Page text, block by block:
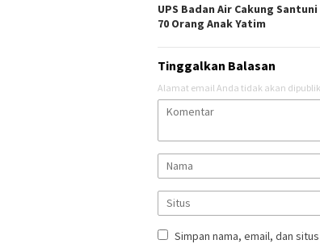
UPS Badan Air Cakung Santuni
70 Orang Anak Yatim
Tinggalkan Balasan
Alamat email Anda tidak akan
Simpan nama, email, dan